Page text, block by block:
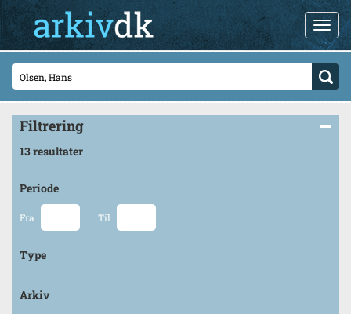
Filtrering
13 resultater
Periode
Fra Til
Type
Arkiv